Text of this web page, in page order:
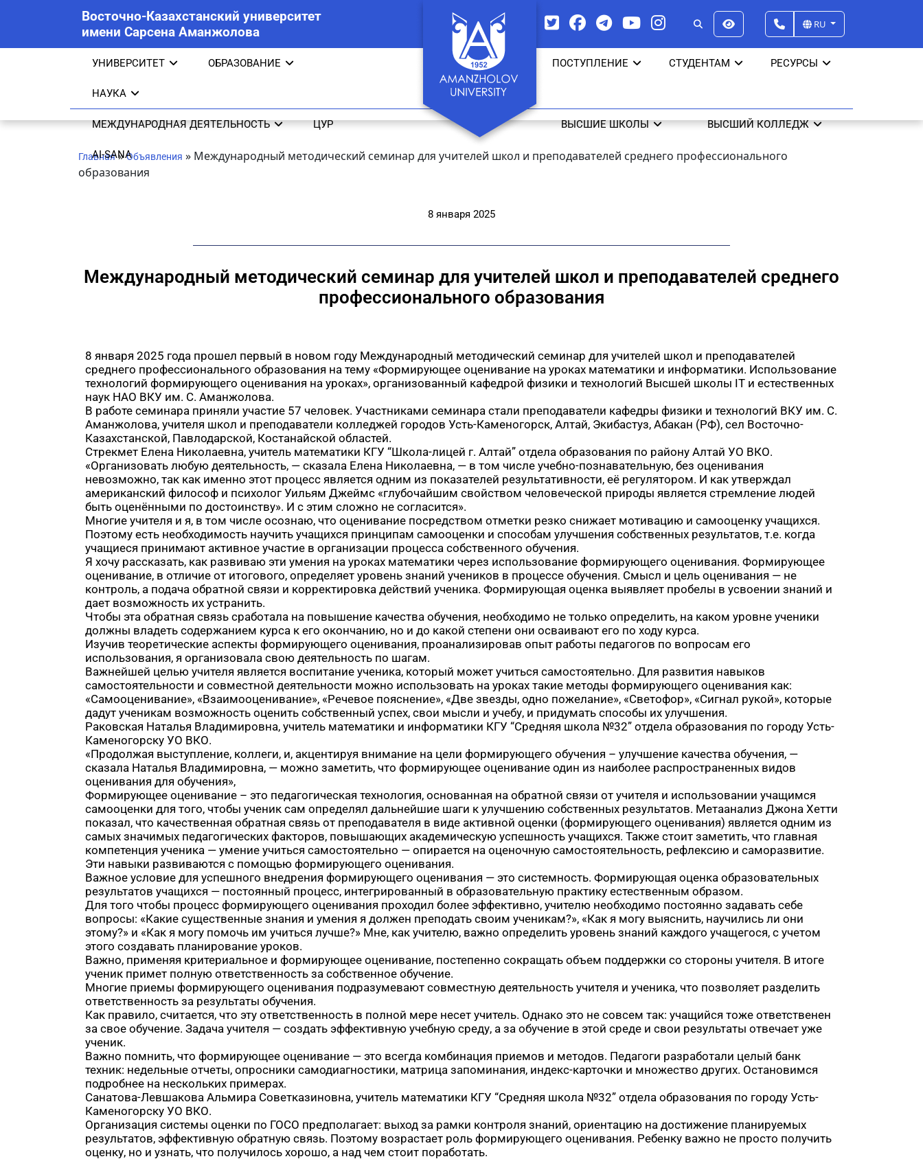
Восточно-Казахстанский университет
имени Сарсена Аманжолова
RU
УНИВЕРСИТЕТ ОБРАЗОВАНИЕ
НАУКА
ПОСТУПЛЕНИЕ СТУДЕНТАМ РЕСУРСЫ
МЕЖДУНАРОДНАЯ ДЕЯТЕЛЬНОСТЬ ЦУР
AI-SANA
ВЫСШИЕ ШКОЛЫ ВЫСШИЙ КОЛЛЕДЖ
Главная»Объявления » Международный методический семинар для учителей школ и преподавателей среднего профессионального
образования
8 января 2025
Международный методический семинар для учителей школ и преподавателей среднего
профессионального образования
8 января 2025 года прошел первый в новом году Международный методический семинар для учителей школ и преподавателей
среднего профессионального образования на тему «Формирующее оценивание на уроках математики и информатики. Использование
технологий формирующего оценивания на уроках», организованный кафедрой физики и технологий Высшей школы IT и естественных
наук НАО ВКУ им. С. Аманжолова.
В работе семинара приняли участие 57 человек. Участниками семинара стали преподаватели кафедры физики и технологий ВКУ им. С.
Аманжолова, учителя школ и преподаватели колледжей городов Усть-Каменогорск, Алтай, Экибастуз, Абакан (РФ), сел Восточно-
Казахстанской, Павлодарской, Костанайской областей.
Стрекмет Елена Николаевна, учитель математики КГУ “Школа-лицей г. Алтай” отдела образования по району Алтай УО ВКО.
«Организовать любую деятельность, — сказала Елена Николаевна, — в том числе учебно-познавательную, без оценивания
невозможно, так как именно этот процесс является одним из показателей результативности, её регулятором. И как утверждал
американский философ и психолог Уильям Джеймс «глубочайшим свойством человеческой природы является стремление людей
быть оценёнными по достоинству». И с этим сложно не согласится».
Многие учителя и я, в том числе осознаю, что оценивание посредством отметки резко снижает мотивацию и самооценку учащихся.
Поэтому есть необходимость научить учащихся принципам самооценки и способам улучшения собственных результатов, т.е. когда
учащиеся принимают активное участие в организации процесса собственного обучения.
Я хочу рассказать, как развиваю эти умения на уроках математики через использование формирующего оценивания. Формирующее
оценивание, в отличие от итогового, определяет уровень знаний учеников в процессе обучения. Смысл и цель оценивания — не
контроль, а подача обратной связи и корректировка действий ученика. Формирующая оценка выявляет пробелы в усвоении знаний и
дает возможность их устранить.
Чтобы эта обратная связь сработала на повышение качества обучения, необходимо не только определить, на каком уровне ученики
должны владеть содержанием курса к его окончанию, но и до какой степени они осваивают его по ходу курса.
Изучив теоретические аспекты формирующего оценивания, проанализировав опыт работы педагогов по вопросам его
использования, я организовала свою деятельность по шагам.
Важнейшей целью учителя является воспитание ученика, который может учиться самостоятельно. Для развития навыков
самостоятельности и совместной деятельности можно использовать на уроках такие методы формирующего оценивания как:
«Самооценивание», «Взаимооценивание», «Речевое пояснение», «Две звезды, одно пожелание», «Светофор», «Сигнал рукой», которые
дадут ученикам возможность оценить собственный успех, свои мысли и учебу, и придумать способы их улучшения.
Раковская Наталья Владимировна, учитель математики и информатики КГУ “Средняя школа №32” отдела образования по городу Усть-
Каменогорску УО ВКО.
«Продолжая выступление, коллеги, и, акцентируя внимание на цели формирующего обучения – улучшение качества обучения, —
сказала Наталья Владимировна, — можно заметить, что формирующее оценивание один из наиболее распространенных видов
оценивания для обучения»,
Формирующее оценивание – это педагогическая технология, основанная на обратной связи от учителя и использовании учащимся
самооценки для того, чтобы ученик сам определял дальнейшие шаги к улучшению собственных результатов. Метаанализ Джона Хетти
показал, что качественная обратная связь от преподавателя в виде активной оценки (формирующего оценивания) является одним из
самых значимых педагогических факторов, повышающих академическую успешность учащихся. Также стоит заметить, что главная
компетенция ученика — умение учиться самостоятельно — опирается на оценочную самостоятельность, рефлексию и саморазвитие.
Эти навыки развиваются с помощью формирующего оценивания.
Важное условие для успешного внедрения формирующего оценивания — это системность. Формирующая оценка образовательных
результатов учащихся — постоянный процесс, интегрированный в образовательную практику естественным образом.
Для того чтобы процесс формирующего оценивания проходил более эффективно, учителю необходимо постоянно задавать себе
вопросы: «Какие существенные знания и умения я должен преподать своим ученикам?», «Как я могу выяснить, научились ли они
этому?» и «Как я могу помочь им учиться лучше?» Мне, как учителю, важно определить уровень знаний каждого учащегося, с учетом
этого создавать планирование уроков.
Важно, применяя критериальное и формирующее оценивание, постепенно сокращать объем поддержки со стороны учителя. В итоге
ученик примет полную ответственность за собственное обучение.
Многие приемы формирующего оценивания подразумевают совместную деятельность учителя и ученика, что позволяет разделить
ответственность за результаты обучения.
Как правило, считается, что эту ответственность в полной мере несет учитель. Однако это не совсем так: учащийся тоже ответственен
за свое обучение. Задача учителя — создать эффективную учебную среду, а за обучение в этой среде и свои результаты отвечает уже
ученик.
Важно помнить, что формирующее оценивание — это всегда комбинация приемов и методов. Педагоги разработали целый банк
техник: недельные отчеты, опросники самодиагностики, матрица запоминания, индекс-карточки и множество других. Остановимся
подробнее на нескольких примерах.
Санатова-Левшакова Альмира Советказиновна, учитель математики КГУ “Средняя школа №32” отдела образования по городу Усть-
Каменогорску УО ВКО.
Организация системы оценки по ГОСО предполагает: выход за рамки контроля знаний, ориентацию на достижение планируемых
результатов, эффективную обратную связь. Поэтому возрастает роль формирующего оценивания. Ребенку важно не просто получить
оценку, но и узнать, что получилось хорошо, а над чем стоит поработать.